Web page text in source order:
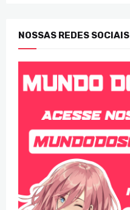
NOSSAS REDES SOCIAIS